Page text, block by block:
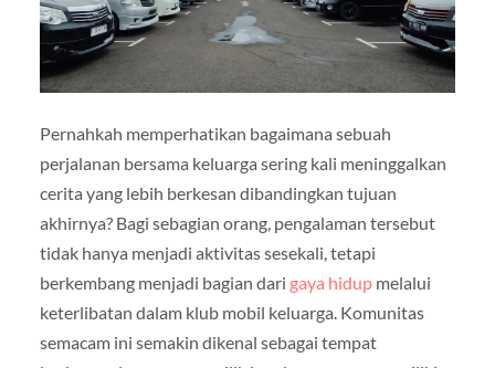
Pernahkah memperhatikan bagaimana sebuah
perjalanan bersama keluarga sering kali meninggalkan
cerita yang lebih berkesan dibandingkan tujuan
akhirnya? Bagi sebagian orang, pengalaman tersebut
tidak hanya menjadi aktivitas sesekali, tetapi
berkembang menjadi bagian dari gaya hidupmelalui
keterlibatan dalam klub mobil keluarga. Komunitas
semacam ini semakin dikenal sebagai tempat